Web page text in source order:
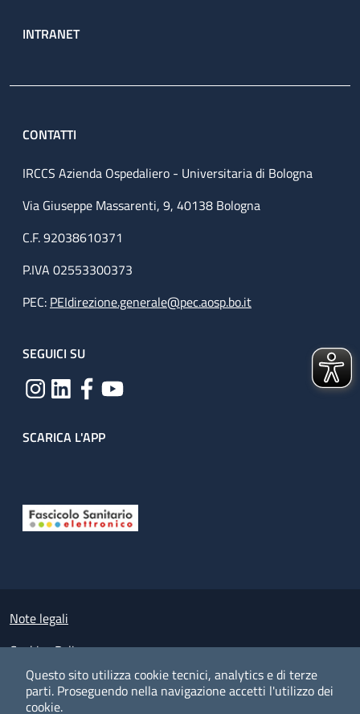
Questo sito utilizza cookie tecnici, analytics e di terze
parti. Proseguendo nella navigazione accetti l'utilizzo dei
cookie.
INTRANET
CONTATTI
IRCCS Azienda Ospedaliero - Universitaria di Bologna
Via Giuseppe Massarenti, 9, 40138 Bologna
C.F. 92038610371
P.IVA 02553300373
PEC: PEIdirezione.generale@pec.aosp.bo.it
SEGUICI SU
SCARICA L'APP
Small prints
Note legali
Cookies Policy
Policy privacy e protezione del dato personale